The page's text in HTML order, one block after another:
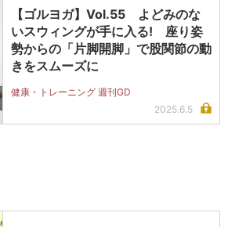
【ゴルヨガ】Vol.55 よどみのな
いスウィングが手に入る! 座り姿
勢からの「片脚開脚」で股関節の動
きをスムーズに
健康・トレーニング 週刊GD
2025.6.5